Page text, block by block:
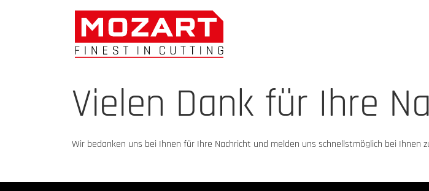
Vielen Dank für Ihre
Wir bedanken uns bei Ihnen für Ihre Nachricht und melden uns schnellstmöglich bei Ihnen